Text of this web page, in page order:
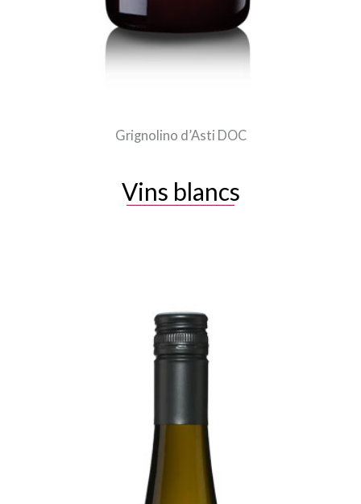
Grignolino d’Asti DOC
Vins blancs